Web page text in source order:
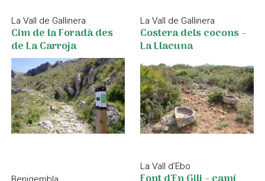
La Vall de Gallinera
Cim de la Foradà des
de La Carroja
La Vall de Gallinera
Costera dels cocons -
La Llacuna
La Vall d’Ebo